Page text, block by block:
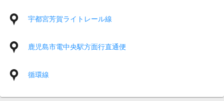
宇都宮芳賀ライトレール線
鹿児島市電中央駅方面行直通便
循環線